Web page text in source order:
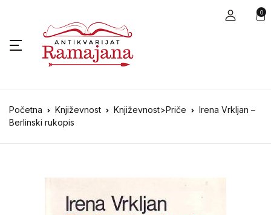
0
Početna Književnost Književnost>Priče
Irena Vrkljan –
Berlinski rukopis